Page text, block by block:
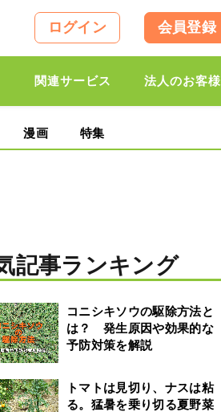
ログイン 会員登録
関連サービス 法人のお客様
漫画 特集
記事ランキング
コニシキソウの駆除方法と
は？ 発生原因や効果的な
予防対策を解説
トマトは見切り、ナスは粘
る。猛暑を乗り切る夏野菜